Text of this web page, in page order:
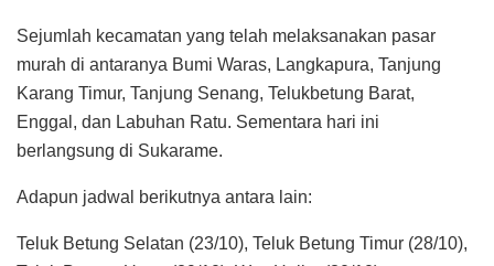
Sejumlah kecamatan yang telah melaksanakan pasar
murah di antaranya Bumi Waras, Langkapura, Tanjung
Karang Timur, Tanjung Senang, Telukbetung Barat,
Enggal, dan Labuhan Ratu. Sementara hari ini
berlangsung di Sukarame.
Adapun jadwal berikutnya antara lain:
Teluk Betung Selatan (23/10), Teluk Betung Timur (28/10),